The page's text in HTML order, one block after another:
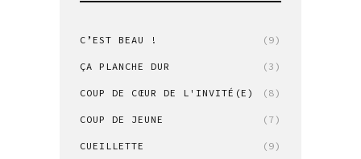
C’EST BEAU ! (9)
ÇA PLANCHE DUR (3)
COUP DE CŒUR DE L'INVITÉ(E) (8)
COUP DE JEUNE (7)
CUEILLETTE (9)